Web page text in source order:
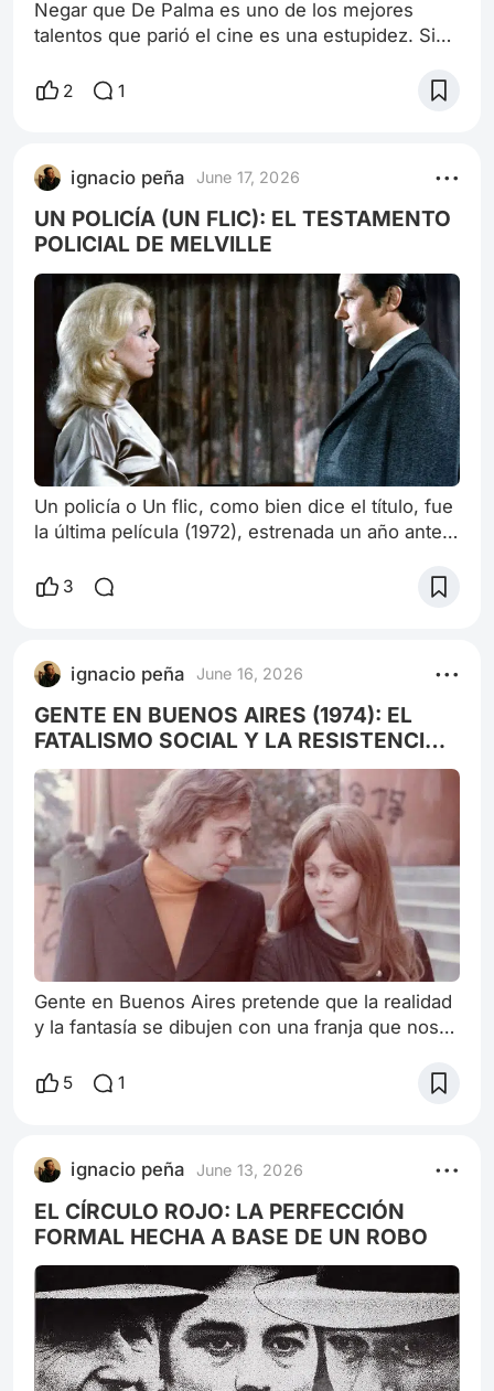
Negar que De Palma es uno de los mejores
talentos que parió el cine es una estupidez. Sin
mediocridades o pifiarla de la peor forma.
personajes están muy desaprovechados y el
enredo de los sucesos me marearon
sobremanera. “Una lucha de poder entre dos
ejecutivas de publi
2 1
ignacio peña June 17, 2026
UN POLICÍA (UN FLIC): EL TESTAMENTO
POLICIAL DE MELVILLE
Un policía o Un flic, como bien dice el título, fue
la última película (1972), estrenada un año antes
franceses. A diferencia de los dramas negros
policía, pero no es un policial clásico sino
moderno, con el mismo estilo formal de las
obras previas mencionadas.
3
ignacio peña June 16, 2026
GENTE EN BUENOS AIRES (1974): EL
FATALISMO SOCIAL Y LA RESISTENCIA
INDIVIDUAL DEL DESEO
Gente en Buenos Aires pretende que la realidad
y la fantasía se dibujen con una franja que nos
problemas reales, así como engaña con falsos
satura. Solo en una escena se nubla la franja:
cuando unos matones se llevan secuestrado a
un personaje amigo del pr
5 1
ignacio peña June 13, 2026
EL CÍRCULO ROJO: LA PERFECCIÓN
FORMAL HECHA A BASE DE UN ROBO